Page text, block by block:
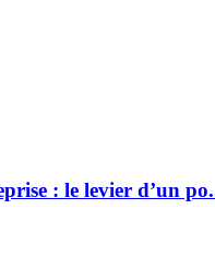
: le levier d’un